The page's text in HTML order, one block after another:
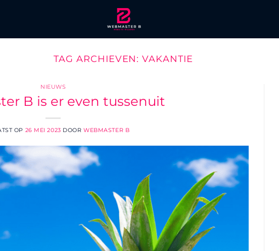
TAG ARCHIEVEN:VAKANTIE
NIEUWS
B is er even tussenuit
OP 26 MEI 2023 DOORWEBMASTER B